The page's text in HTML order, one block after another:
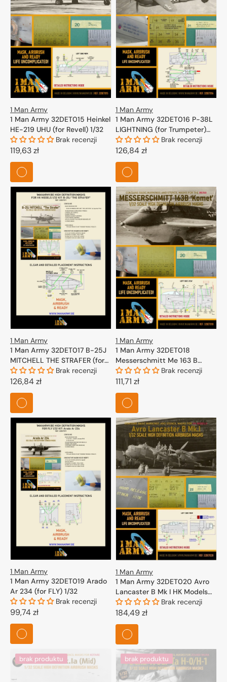
1 Man Army
1 Man Army 32DET015 Heinkel
HE-219 UHU (for Revell) 1/32
Brak recenzji
Cena
regularna
119,63 zł
1 Man Army
1 Man Army 32DET016 P-38L
LIGHTNING (for Trumpeter)
1/32
Brak recenzji
Cena
regularna
126,84 zł
1 Man Army
1 Man Army 32DET017 B-25J
MITCHELL THE STRAFER (for
HK-Models) 1/32Brak recenzji
Cena
regularna
126,84 zł
1 Man Army
1 Man Army 32DET018
Messerschmitt Me 163 B
Komet (for Meng) 1/32
Brak recenzji
Cena
regularna
111,71 zł
1 Man Army
1 Man Army 32DET019 Arado
Ar 234 (for FLY) 1/32
Brak recenzji
Cena
regularna
99,74 zł
1 Man Army
1 Man Army 32DET020 Avro
Lancaster B Mk I HK Models
1/32
Brak recenzji
Cena
regularna
184,49 zł
brak produktu brak produktu